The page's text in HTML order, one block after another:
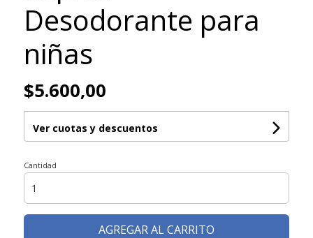
Desodorante para
niñas
$5.600,00
Ver cuotas y descuentos
Cantidad
AGREGAR AL CARRITO